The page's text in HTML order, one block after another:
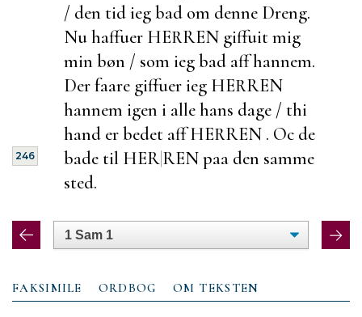
/ den tid ieg bad om denne Dreng.
Nu haffuer HERREN giffuit mig
min bøn / som ieg bad aff hannem.
Der faare giffuer ieg HERREN
hannem igen i alle hans dage / thi
hand er bedet aff HERREN . Oc de
bade til HER|
246
REN paa den samme
sted.
FAKSIMILE ORDBOG OM TEKSTEN